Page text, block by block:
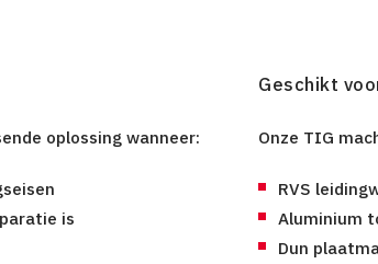
oplossing wanneer:
is
Geschikt
Onze TIG
RVS
Aluminium
Dun